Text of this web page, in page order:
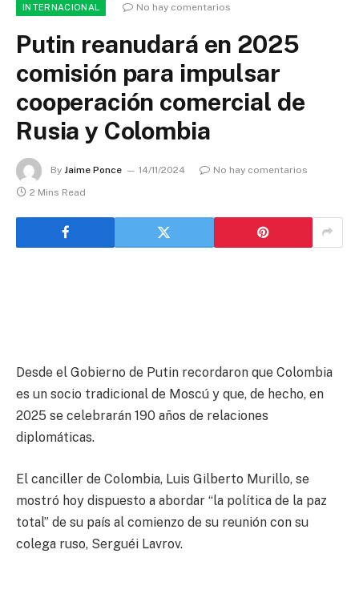
INTERNACIONAL No hay comentarios
Putin reanudará en 2025
comisión para impulsar
cooperación comercial de
Rusia y Colombia
By Jaime Ponce 14/11/2024
No hay comentarios
2 Mins Read
Desde el Gobierno de Putin recordaron que Colombia
es un socio tradicional de Moscú y que, de hecho, en
2025 se celebrarán 190 años de relaciones
diplomáticas.
El canciller de Colombia, Luis Gilberto Murillo, se
mostró hoy dispuesto a abordar “la política de la paz
total” de su país al comienzo de su reunión con su
colega ruso, Serguéi Lavrov.